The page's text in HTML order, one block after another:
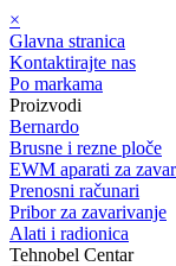
×
Glavna stranica
Kontaktirajte nas
Po markama
Proizvodi
Bernardo
Brusne i rezne ploče
EWM aparati za
Prenosni računari
Pribor za zavarivanje
Alati i radionica
Tehnobel Centar